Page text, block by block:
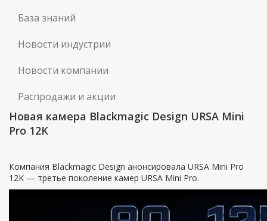
База знаний
Новости индустрии
Новости компании
Распродажи и акции
Новая камера Blackmagic Design URSA Mini
Pro 12K
Компания Blackmagic Design анонсировала URSA Mini Pro
12K — третье поколение камер URSA Mini Pro.